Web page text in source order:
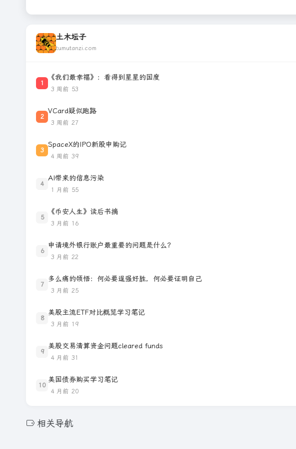
土木坛子
tumutanzi.com
1
《我们最幸福》：看得到星星的国度
3 周前 53
2
VCard疑似跑路
3 周前 27
3
SpaceX的IPO新股申购记
4 周前 39
4
AI带来的信息污染
1 月前 55
5
《币安人生》读后书摘
3 月前 16
6
申请境外银行账户最重要的问题是什么？
3 月前 22
7
多么痛的领悟：何必要逞强好胜，何必要证明自己
3 月前 25
8
美股主流ETF对比概览学习笔记
3 月前 19
9
美股交易清算资金问题cleared funds
4 月前 31
10
美国债券购买学习笔记
4 月前 20
相关导航